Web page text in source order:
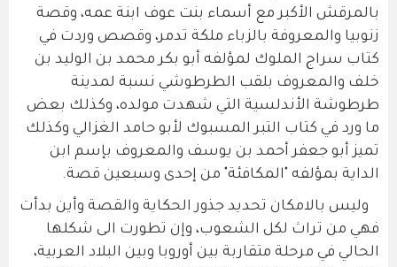
بالمرقش الأكبر مع أسماء بنت عوف ابنة عمه، وقصة
زنوبيا والمعروفة بالزباء ملكة تدمر، وقصص وردت في
كتاب سراج الملوك لمؤلفه أبو بكر محمد بن الوليد بن
خلف والمعروف بلقب الطرطوشي نسبة لمدينة
طرطوشة الأندلسية التي شهدت مولده، وكذلك بعض
ما ورد في كتاب التبر المسبوك لأبو حامد الغزالي وكذلك
تميز أبو جعفر أحمد بن يوسف والمعروف بإسم ابن
الداية بمؤلفه "المكافئة" من إحدى وسبعين قصة.
وليس بالامكان تحديد جذور الحكاية والقصة وأين بدأت
فهي من تراث لكل الشعوب، وإن تطورت الى شكلها
الحالي في مرحلة متقاربة بين أوروبا وبين البلاد العربية،